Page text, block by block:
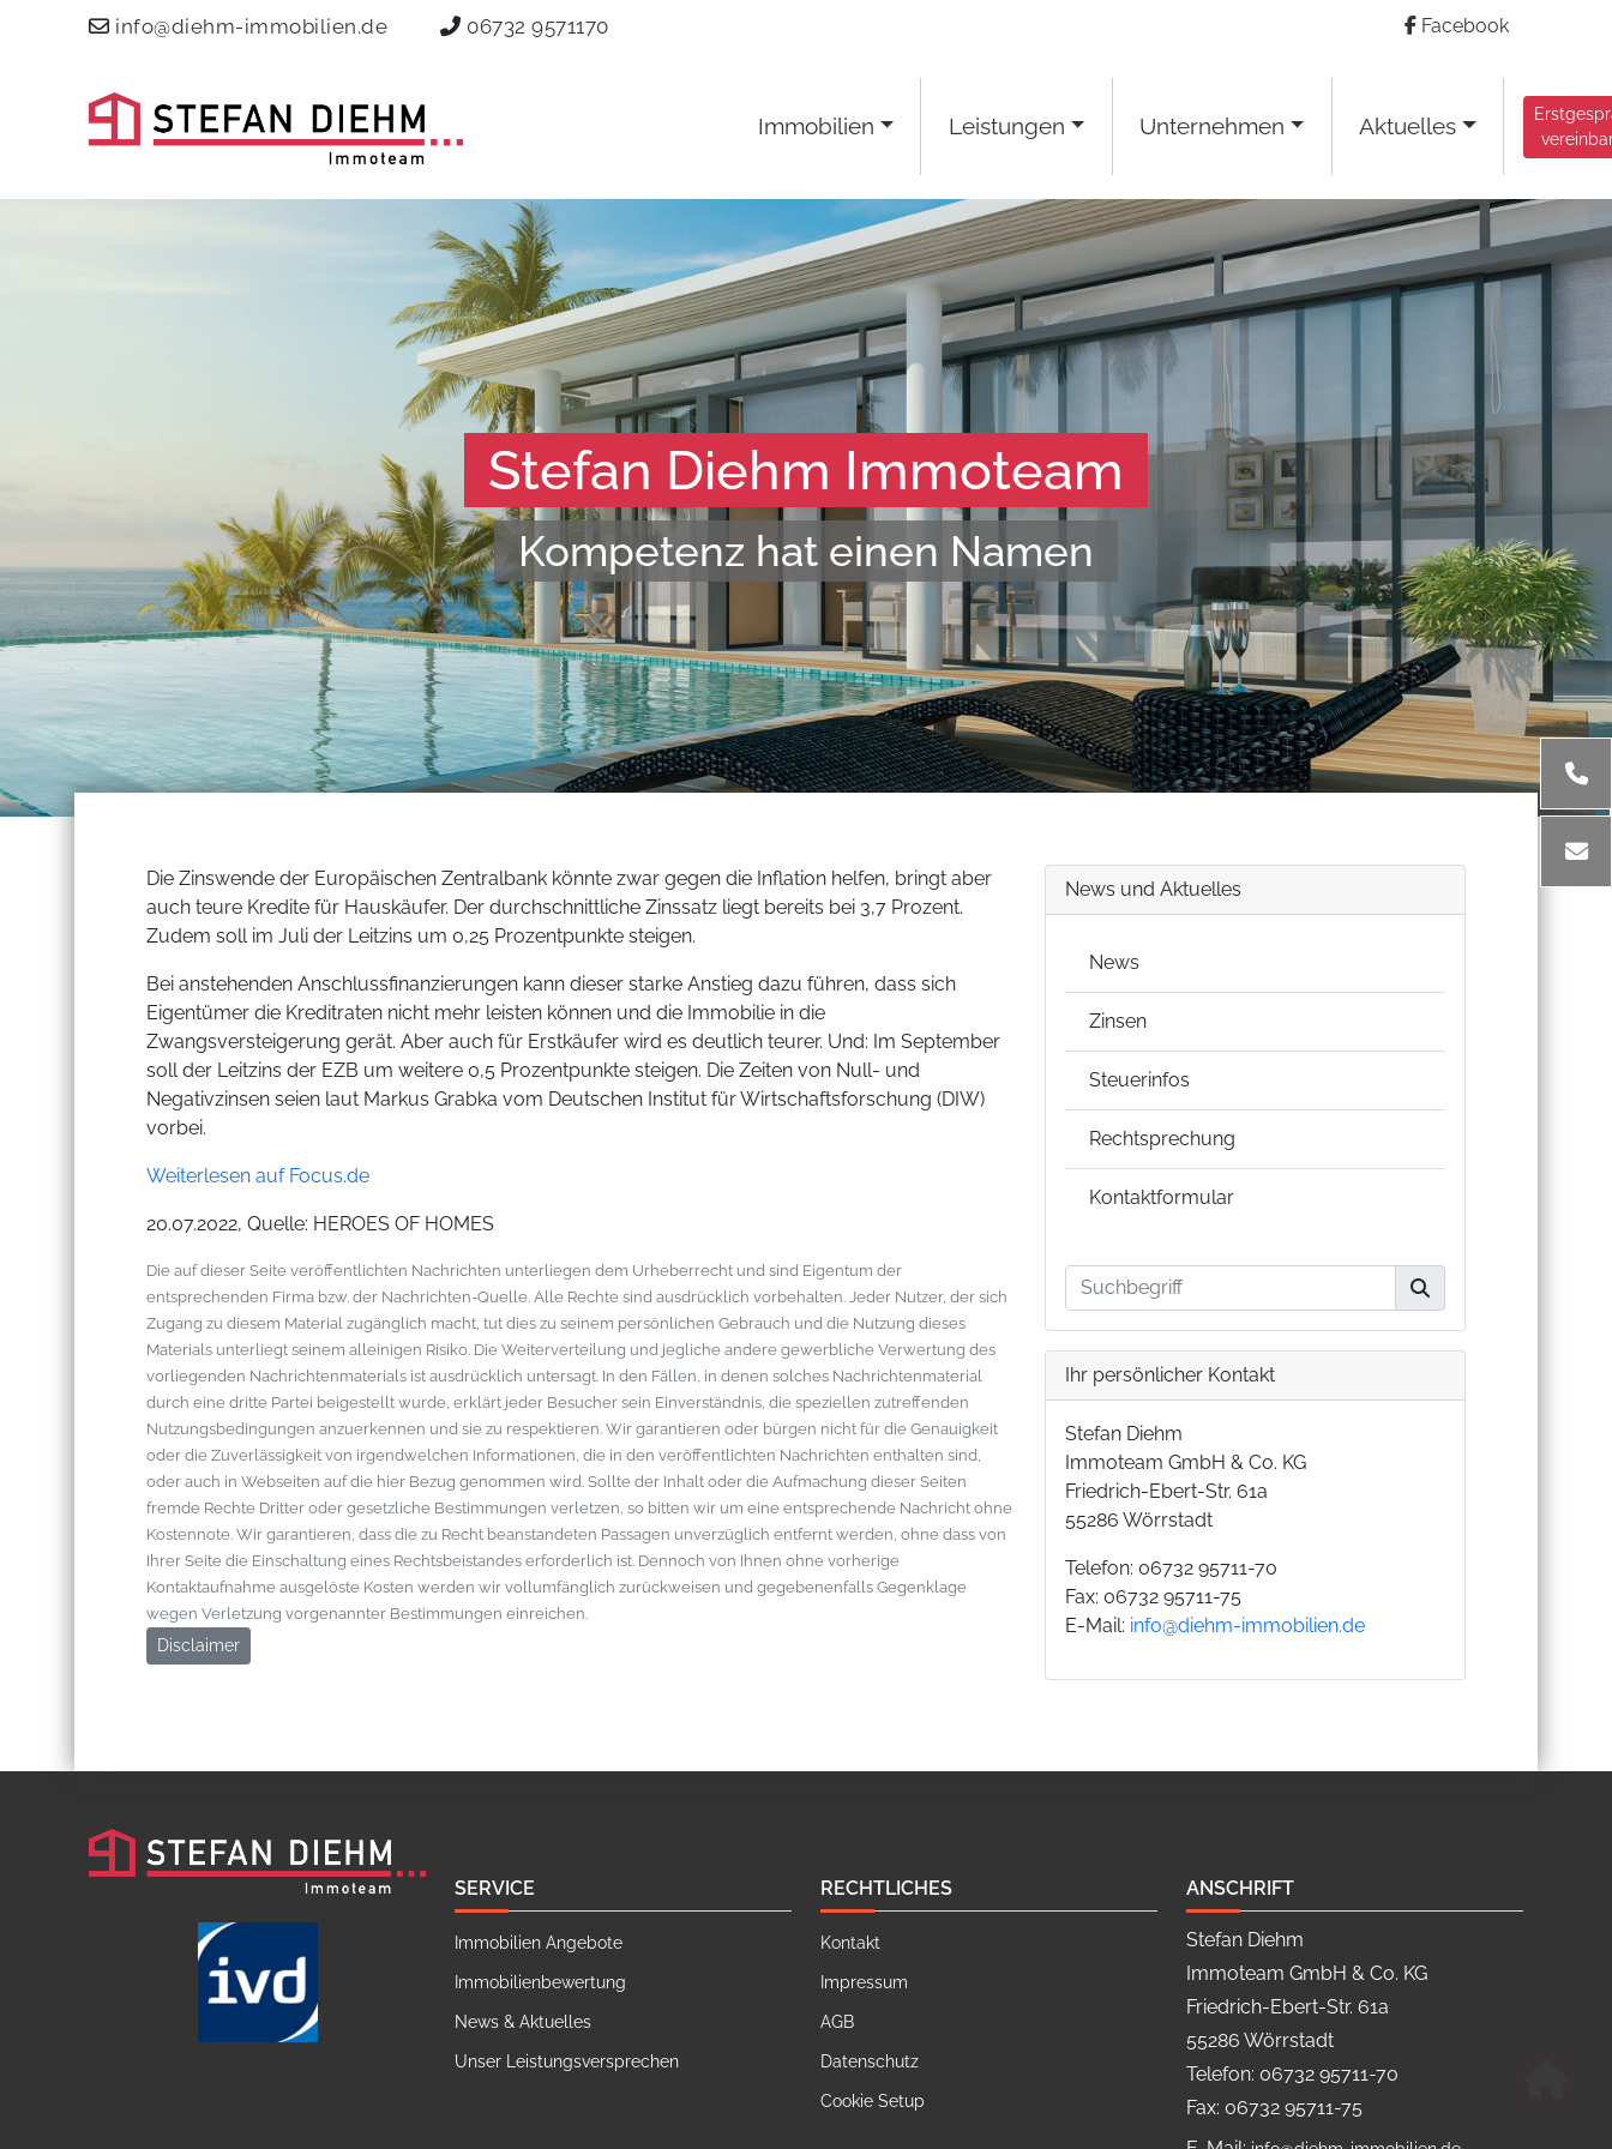
info@diehm-immobilien.de 06732 9571170 Facebook
Immobilien Leistungen Unternehmen Aktuelles
Stefan Diehm Immoteam
Kompetenz hat einen Namen
Die Zinswende der Europäischen Zentralbank könnte zwar gegen die Inflation helfen, bringt aber
auch teure Kredite für Hauskäufer. Der durchschnittliche Zinssatz liegt bereits bei 3,7 Prozent.
Zudem soll im Juli der Leitzins um 0,25 Prozentpunkte steigen.
Bei anstehenden Anschlussfinanzierungen kann dieser starke Anstieg dazu führen, dass sich
Eigentümer die Kreditraten nicht mehr leisten können und die Immobilie in die
Zwangsversteigerung gerät. Aber auch für Erstkäufer wird es deutlich teurer. Und: Im September
soll der Leitzins der EZB um weitere 0,5 Prozentpunkte steigen. Die Zeiten von Null- und
Negativzinsen seien laut Markus Grabka vom Deutschen Institut für Wirtschaftsforschung (DIW)
vorbei.
Weiterlesen auf Focus.de
20.07.2022, Quelle: HEROES OF HOMES
Die auf dieser Seite veröffentlichten Nachrichten unterliegen dem Urheberrecht und sind Eigentum der
entsprechenden Firma bzw. der Nachrichten-Quelle. Alle Rechte sind ausdrücklich vorbehalten. Jeder Nutzer, der sich
Zugang zu diesem Material zugänglich macht, tut dies zu seinem persönlichen Gebrauch und die Nutzung dieses
Materials unterliegt seinem alleinigen Risiko. Die Weiterverteilung und jegliche andere gewerbliche Verwertung des
vorliegenden Nachrichtenmaterials ist ausdrücklich untersagt. In den Fällen, in denen solches Nachrichtenmaterial
durch eine dritte Partei beigestellt wurde, erklärt jeder Besucher sein Einverständnis, die speziellen zutreffenden
Nutzungsbedingungen anzuerkennen und sie zu respektieren. Wir garantieren oder bürgen nicht für die Genauigkeit
oder die Zuverlässigkeit von irgendwelchen Informationen, die in den veröffentlichten Nachrichten enthalten sind,
oder auch in Webseiten auf die hier Bezug genommen wird. Sollte der Inhalt oder die Aufmachung dieser Seiten
fremde Rechte Dritter oder gesetzliche Bestimmungen verletzen, so bitten wir um eine entsprechende Nachricht ohne
Kostennote. Wir garantieren, dass die zu Recht beanstandeten Passagen unverzüglich entfernt werden, ohne dass von
Ihrer Seite die Einschaltung eines Rechtsbeistandes erforderlich ist. Dennoch von Ihnen ohne vorherige
Kontaktaufnahme ausgelöste Kosten werden wir vollumfänglich zurückweisen und gegebenenfalls Gegenklage
wegen Verletzung vorgenannter Bestimmungen einreichen.
Disclaimer
News und Aktuelles
News
Zinsen
Steuerinfos
Rechtsprechung
Kontaktformular
Ihr persönlicher Kontakt
Stefan Diehm
Immoteam GmbH & Co. KG
Friedrich-Ebert-Str. 61a
55286 Wörrstadt
Telefon: 06732 95711-70
Fax: 06732 95711-75
E-Mail: info@diehm-immobilien.de
SERVICE
Immobilien Angebote
Immobilienbewertung
News & Aktuelles
Unser Leistungsversprechen
RECHTLICHES
Kontakt
Impressum
AGB
Datenschutz
Cookie Setup
ANSCHRIFT
Stefan Diehm
Immoteam GmbH & Co. KG
Friedrich-Ebert-Str. 61a
55286 Wörrstadt
Telefon: 06732 95711-70
Fax: 06732 95711-75